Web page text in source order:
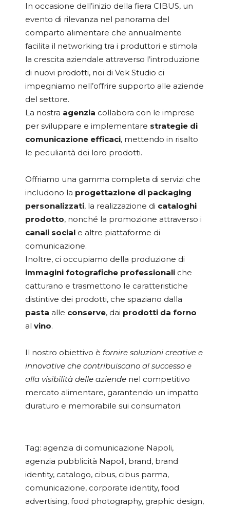
In occasione dell’inizio della fiera CIBUS, un
evento di rilevanza nel panorama del
comparto alimentare che annualmente
facilita il networking tra i produttori e stimola
la crescita aziendale attraverso l’introduzione
di nuovi prodotti, noi di Vek Studio ci
impegniamo nell’offrire supporto alle aziende
del settore.
La nostra agenzia collabora con le imprese
per sviluppare e implementare strategie di
comunicazione efficaci, mettendo in risalto
le peculiarità dei loro prodotti.
Offriamo una gamma completa di servizi che
includono la progettazione di packaging
personalizzati, la realizzazione di cataloghi
prodotto, nonché la promozione attraverso i
canali social e altre piattaforme di
comunicazione.
Inoltre, ci occupiamo della produzione di
immagini fotografiche professionali che
catturano e trasmettono le caratteristiche
distintive dei prodotti, che spaziano dalla
pasta alle conserve, dai prodotti da forno
alvino.
Il nostro obiettivo è fornire soluzioni creative e
innovative che contribuiscano al successo e
alla visibilità delle aziende nel competitivo
mercato alimentare, garantendo un impatto
duraturo e memorabile sui consumatori.
Tag: agenzia di comunicazione Napoli,
agenzia pubblicità Napoli, brand, brand
identity, catalogo, cibus, cibus parma,
comunicazione, corporate identity,food
advertising,food photography, graphic design,